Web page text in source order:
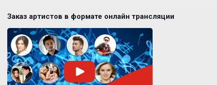
Заказ артистов в формате онлайн трансляции